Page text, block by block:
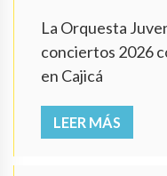
La Orquesta
conciertos 2026
en Cajicá
LEER MÁS